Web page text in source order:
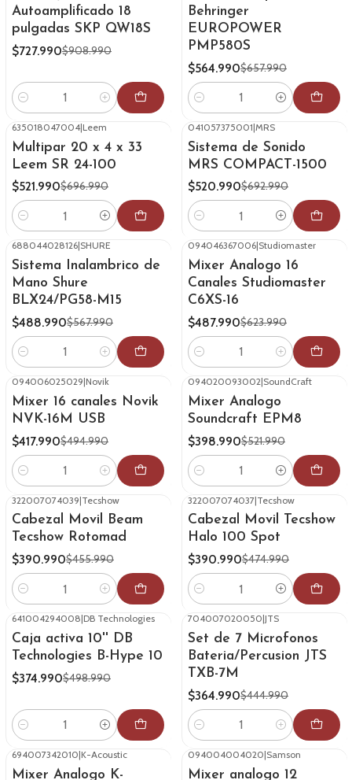
Autoamplificado 18
pulgadas SKP QW18S
$727.990$908.990
Cantidad
Behringer
EUROPOWER
PMP580S
$564.990$657.990
Cantidad
-25%OFF
635018047004|Leem
Multipar 20 x 4 x 33
Leem SR 24-100
$521.990$696.990
Cantidad
-25%OFF
041057375001|MRS
Sistema de Sonido
MRS COMPACT-1500
$520.990$692.990
Cantidad
688044028126|SHURE
Sistema Inalambrico de
Mano Shure
BLX24/PG58-M15
$488.990$567.990
Cantidad
094046367006|Studiomaster
Mixer Analogo 16
Canales Studiomaster
C6XS-16
$487.990$623.990
Cantidad
094006025029|Novik
Mixer 16 canales Novik
NVK-16M USB
$417.990$494.990
Cantidad
094020093002|SoundCraft
Mixer Analogo
Soundcraft EPM8
$398.990$521.990
Cantidad
-14%OFF
322007074039|Tecshow
Cabezal Movil Beam
Tecshow Rotomad
$390.990$455.990
Cantidad
-18%OFF
322007074037|Tecshow
Cabezal Movil Tecshow
Halo 100 Spot
$390.990$474.990
Cantidad
641004294008|DB Technologies
Caja activa 10'' DB
Technologies B-Hype 10
$374.990$498.990
Cantidad
704007020050|JTS
Set de 7 Microfonos
Bateria/Percusion JTS
TXB-7M
$364.990$444.990
Cantidad
-15% OFF
694007342010|K-Acoustic
Mixer Analogo K-
-15% OFF
094004004020|Samson
Mixer analogo 12